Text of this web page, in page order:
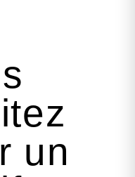
un